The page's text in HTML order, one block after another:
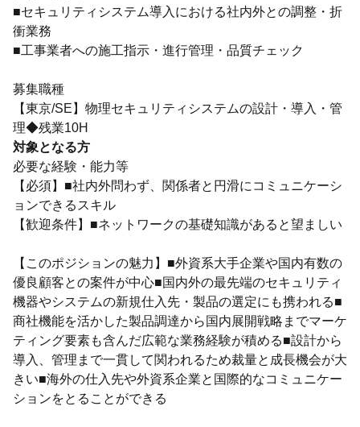
■セキュリティシステム導入における社内外との調整・折
衝業務
■工事業者への施工指示・進行管理・品質チェック
募集職種
【東京/SE】物理セキュリティシステムの設計・導入・管
理◆残業10H
対象となる方
必要な経験・能力等
【必須】■社内外問わず、関係者と円滑にコミュニケーシ
ョンできるスキル
【歓迎条件】■ネットワークの基礎知識があると望ましい
【このポジションの魅力】■外資系大手企業や国内有数の
優良顧客との案件が中心■国内外の最先端のセキュリティ
機器やシステムの新規仕入先・製品の選定にも携われる■
商社機能を活かした製品調達から国内展開戦略までマーケ
ティング要素も含んだ広範な業務経験が積める■設計から
導入、管理まで一貫して関われるため裁量と成長機会が大
きい■海外の仕入先や外資系企業と国際的なコミュニケー
ションをとることができる